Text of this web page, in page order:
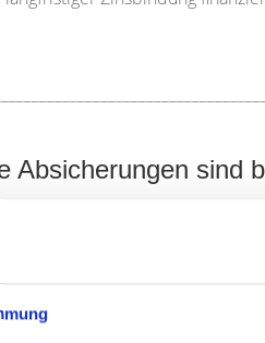
Absicherungen sind
der Auswahl der passenden